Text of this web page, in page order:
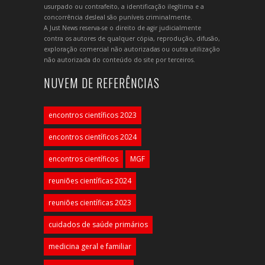
usurpado ou contrafeito, a identificação ilegítima e a
concorrência desleal são puníveis criminalmente.
A Just News reserva-se o direito de agir judicialmente
contra os autores de qualquer cópia, reprodução, difusão,
exploração comercial não autorizadas ou outra utilização
não autorizada do conteúdo do site por terceiros.
NUVEM DE REFERÊNCIAS
encontros científicos 2023
encontros científicos 2024
encontros científicos MGF
reuniões científicas 2024
reuniões científicas 2023
cuidados de saúde primários
medicina geral e familiar